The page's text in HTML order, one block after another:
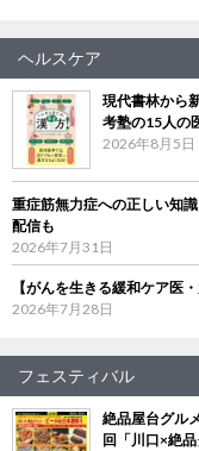
ヘルスケア
現代書林から
考塾の15人の
2026年8月5日
重症筋無力症への正しい知
配信も
2026年7月31日
【がんを生きる緩和ケア医
2026年7月28日
フェスティバル
絶品屋台グル
回「川口×絶